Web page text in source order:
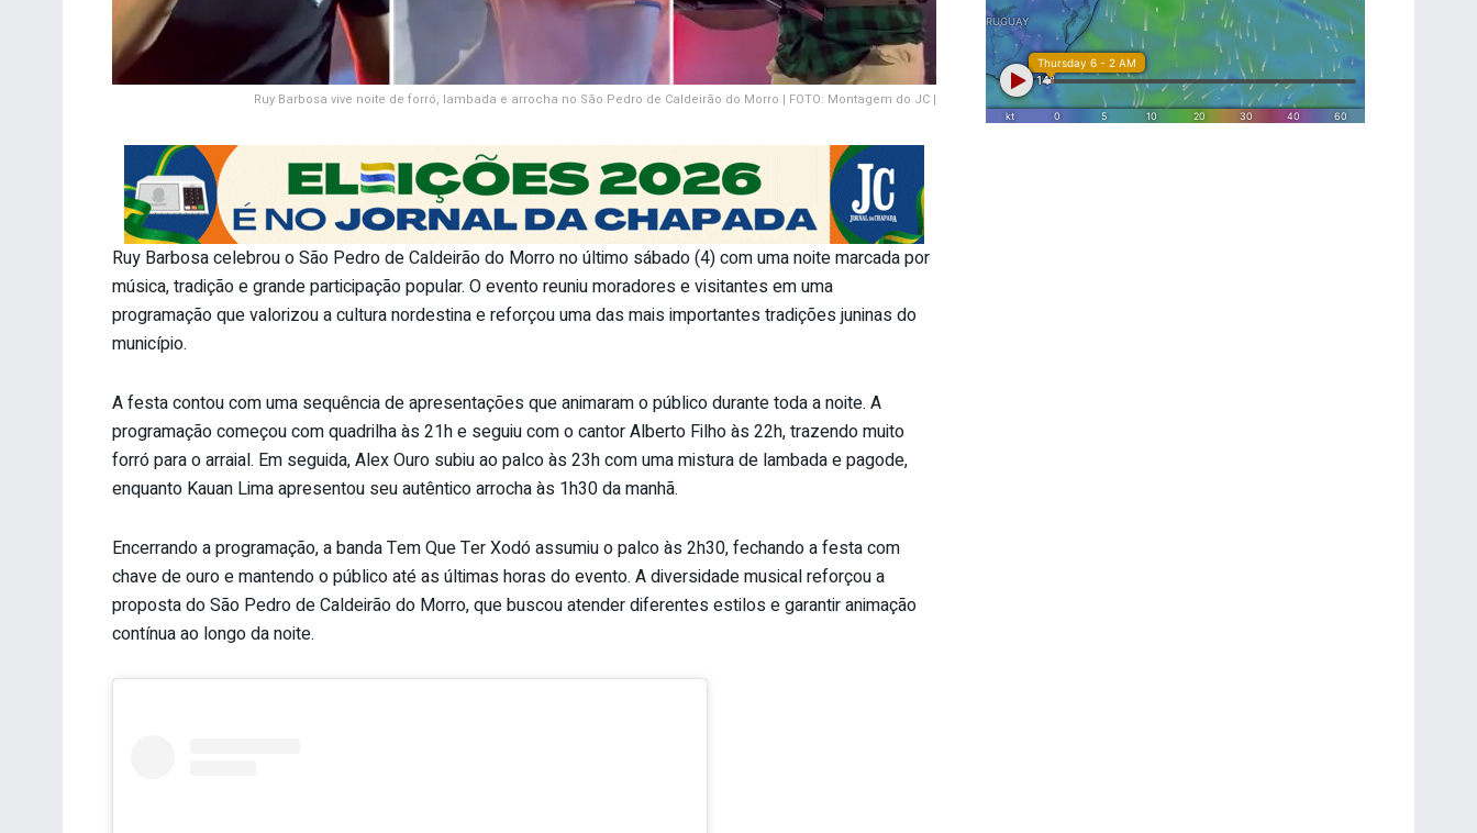
Ruy Barbosa vive noite de forró, lambada e arrocha no São Pedro de Caldeirão do Morro | FOTO: Montagem do JC |
Ruy Barbosa celebrou o São Pedro de Caldeirão do Morro no último sábado (4) com uma noite marcada por
música, tradição e grande participação popular. O evento reuniu moradores e visitantes em uma
programação que valorizou a cultura nordestina e reforçou uma das mais importantes tradições juninas do
município.
A festa contou com uma sequência de apresentações que animaram o público durante toda a noite. A
programação começou com quadrilha às 21h e seguiu com o cantor Alberto Filho às 22h, trazendo muito
forró para o arraial. Em seguida, Alex Ouro subiu ao palco às 23h com uma mistura de lambada e pagode,
enquanto Kauan Lima apresentou seu autêntico arrocha às 1h30 da manhã.
Encerrando a programação, a banda Tem Que Ter Xodó assumiu o palco às 2h30, fechando a festa com
chave de ouro e mantendo o público até as últimas horas do evento. A diversidade musical reforçou a
proposta do São Pedro de Caldeirão do Morro, que buscou atender diferentes estilos e garantir animação
contínua ao longo da noite.